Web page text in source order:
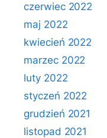
czerwiec 2022
maj 2022
kwiecień 2022
marzec 2022
luty 2022
styczeń 2022
grudzień 2021
listopad 2021